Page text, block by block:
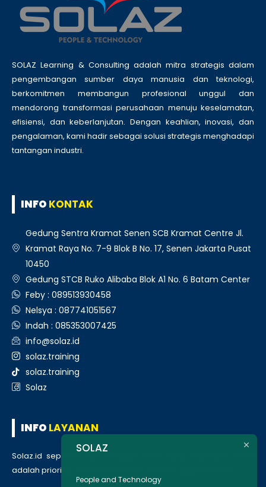
SOLAZ Learning & Consulting adalah mitra strategis dalam
pengembangan sumber daya manusia dan teknologi,
berkomitmen membangun profesional unggul dan
mendorong transformasi perusahaan menuju keselamatan,
efisiensi, dan keberlanjutan. Dengan keahlian, inovasi, dan
pengalaman, kami hadir sebagai solusi strategis menghadapi
tantangan industri.
INFO KONTAK
Gedung Sentra Kramat Senen SCB Kramat Centre Jl.
Kramat Raya No. 7-9 Blok B No. 17, Senen Jakarta Pusat
10450
Gedung STCB Ruko Alibaba Blok A1 No. 6 Batam Center
Feby : 089513930458
Nelsya : 087741051567
Indah : 085353007425
info@solaz.id
solaz.training
solaz.training
Solaz
INFO LAYANAN
Solaz.id sepenuh hati melayani klien kami, kepuasan anda
adalah prioritas utama kami. Berikut daftar layanan kami
SOLAZ
People and Technology